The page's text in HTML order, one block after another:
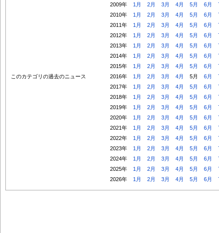
このカテゴリの過去のニュース
2009年 1月 2月 3月 4月 5月 6月
2010年
1月 2月 3月 4月 5月 6月
2011年
1月 2月 3月 4月 5月 6月
2012年
1月 2月 3月 4月 5月 6月
2013年
1月 2月 3月 4月 5月 6月
2014年
1月 2月 3月 4月 5月 6月
2015年
1月 2月 3月 4月 5月 6月
2016年
1月 2月 3月 4月 5月 6月
2017年
1月 2月 3月 4月 5月 6月
2018年
1月 2月 3月 4月 5月 6月
2019年
1月 2月 3月 4月 5月 6月
2020年
1月 2月 3月 4月 5月 6月
2021年
1月 2月 3月 4月 5月 6月
2022年
1月 2月 3月 4月 5月 6月
2023年
1月 2月 3月 4月 5月 6月
2024年
1月 2月 3月 4月 5月 6月
2025年
1月 2月 3月 4月 5月 6月
2026年
1月 2月 3月 4月 5月 6月